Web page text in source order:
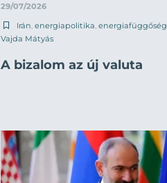
29/07/2026
Irán, energiapolitika, energiafüggőség
Vajda Mátyás
A bizalom az új valuta